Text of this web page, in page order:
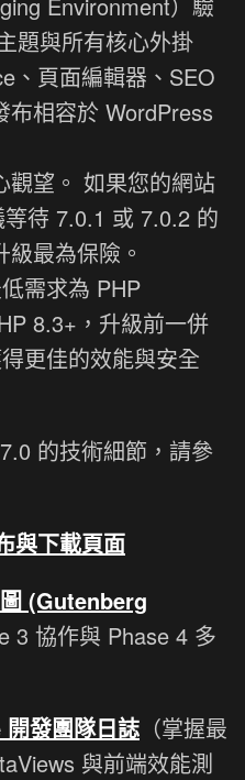
題與所有核心外掛
、頁面編輯器、SEO
布相容於 WordPress
觀望。 如果您的網站
待 7.0.1 或 7.0.2 的
最為保險。
需求為 PHP
8.3+，升級前一併
更佳的效能與安全
的技術細節，請參
與下載頁面
(Gutenberg
3 協作與 Phase 4 多
發團隊日誌 （掌握最
與前端效能測